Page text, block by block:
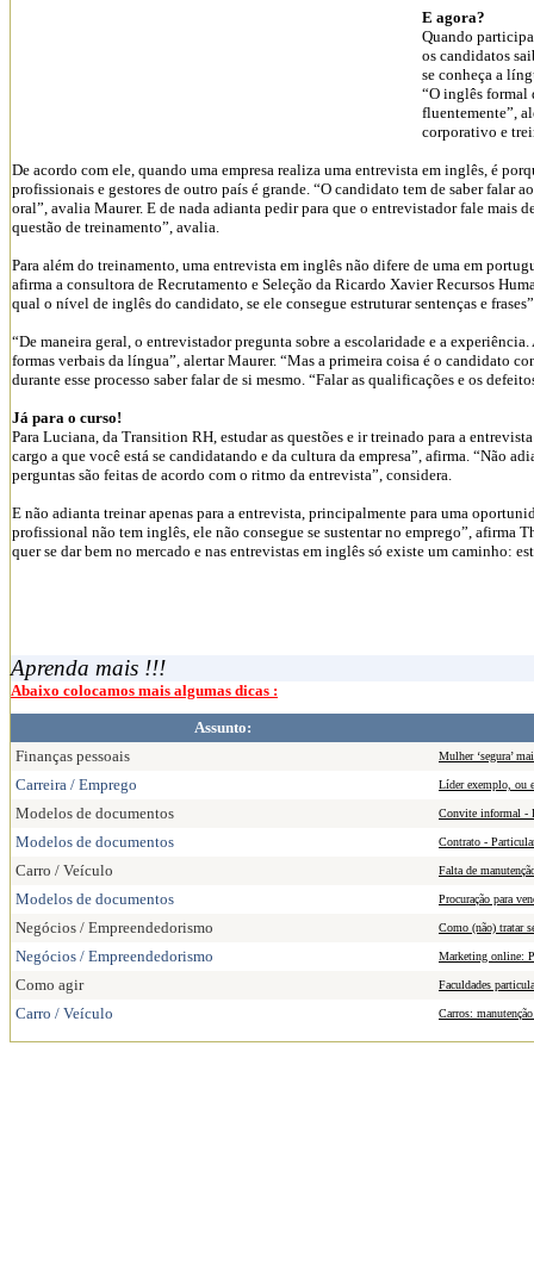
E agora?
Quando
os candidatos
se conheça a
“O inglês formal
fluentemente”,
corporativo e
De acordo com ele, quando uma empresa realiza uma entrevista em inglês, é
profissionais e gestores de outro país é grande. “O candidato tem de saber falar
oral”, avalia Maurer. E de nada adianta pedir para que o entrevistador fale mais
questão de treinamento”, avalia.
Para além do treinamento, uma entrevista em inglês não difere de uma em
afirma a consultora de Recrutamento e Seleção da Ricardo Xavier Recursos
qual o nível de inglês do candidato, se ele consegue estruturar sentenças e
“De maneira geral, o entrevistador pregunta sobre a escolaridade e a
formas verbais da língua”, alertar Maurer. “Mas a primeira coisa é o candidato
durante esse processo saber falar de si mesmo. “Falar as qualificações e os
Já para o curso!
Para Luciana, da Transition RH, estudar as questões e ir treinado para a
cargo a que você está se candidatando e da cultura da empresa”, afirma. “Não
perguntas são feitas de acordo com o ritmo da entrevista”, considera.
E não adianta treinar apenas para a entrevista, principalmente para uma
profissional não tem inglês, ele não consegue se sustentar no emprego”, afirma
quer se dar bem no mercado e nas entrevistas em inglês só existe um caminho:
Aprenda mais !!!
Abaixo colocamos mais algumas dicas :
Assunto:
Finanças pessoais
Mulher ‘segura’
Carreira / Emprego Líder exemplo, ou
Modelos de documentos Convite informal -
Modelos de documentos Contrato -
Carro / Veículo Falta de
Modelos de documentos Procuração para
Negócios / Empreendedorismo Como (não) tratar
Negócios / Empreendedorismo Marketing online:
Como agir Faculdades
Carro / Veículo Carros: